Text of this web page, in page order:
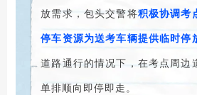
放需求，包头交警将积极协调考
停车资源为送考车辆提供临时停
道路通行的情况下，在考点周边
单排顺向即停即走。